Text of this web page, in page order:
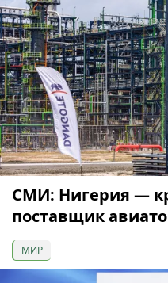
СМИ: Нигерия —
поставщик
МИР